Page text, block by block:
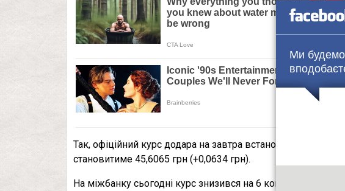
Так, офіційний курс додара на завтра встановлено на
становитиме 45,6065 грн (+0,0634 грн).
На міжбанку сьогодні курс знизився на 6 копійок до
Ми